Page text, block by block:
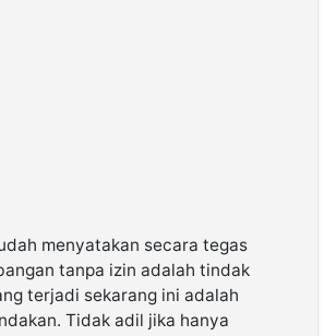
menyatakan secara tegas
tanpa izin adalah tindak
terjadi sekarang ini adalah
Tidak adil jika hanya